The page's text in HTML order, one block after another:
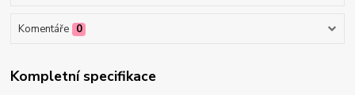
Komentáře 0
Kompletní specifikace